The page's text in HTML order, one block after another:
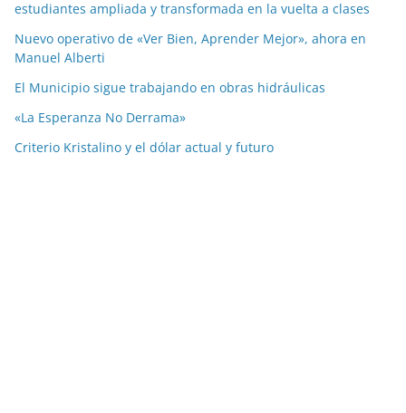
estudiantes ampliada y transformada en la vuelta a clases
Nuevo operativo de «Ver Bien, Aprender Mejor», ahora en
Manuel Alberti
El Municipio sigue trabajando en obras hidráulicas
«La Esperanza No Derrama»
Criterio Kristalino y el dólar actual y futuro